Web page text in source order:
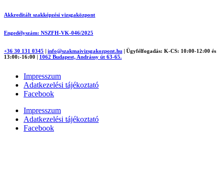
Akkreditált szakképzési vizsgaközpont
Engedélyszám: NSZFH-VK-046/2025
+36 30 131 0345 info@szakmaivizsgakozpont.hu
Ügyfélfogadás: K-CS: 10:00-12:00 és
13:00:-16:00
1062 Budapest, Andrássy út 63-65.
Impresszum
Adatkezelési tájékoztató
Facebook
Impresszum
Adatkezelési tájékoztató
Facebook